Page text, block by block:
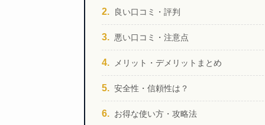
良い口コミ・評判
悪い口コミ・注意点
メリット・デメリットまとめ
安全性・信頼性は？
お得な使い方・攻略法